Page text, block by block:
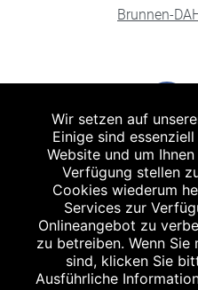
Brunnen-
Wir setzen auf
Einige sind
Website und um
Verfügung stellen
Cookies wiederum
Services zur
Onlineangebot zu
zu betreiben. Wenn
sind, klicken Sie
Ausführliche